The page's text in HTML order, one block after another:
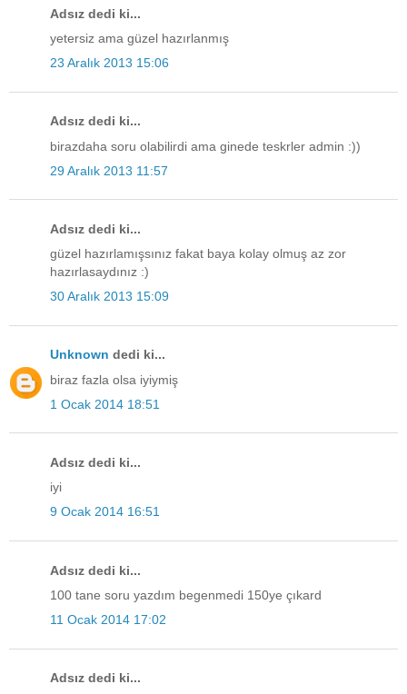
Adsız dedi ki...
yetersiz ama güzel hazırlanmış
23 Aralık 2013 15:06
Adsız dedi ki...
birazdaha soru olabilirdi ama ginede teskrler admin :))
29 Aralık 2013 11:57
Adsız dedi ki...
güzel hazırlamışsınız fakat baya kolay olmuş az zor
hazırlasaydınız :)
30 Aralık 2013 15:09
Unknown dedi ki...
biraz fazla olsa iyiymiş
1 Ocak 2014 18:51
Adsız dedi ki...
iyi
9 Ocak 2014 16:51
Adsız dedi ki...
100 tane soru yazdım begenmedi 150ye çıkard
11 Ocak 2014 17:02
Adsız dedi ki...